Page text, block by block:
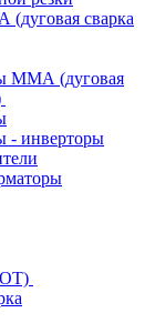
сварка
ММА (дуговая
- инверторы